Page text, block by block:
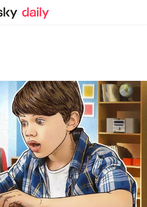
Offizieller Blog von Kaspersky